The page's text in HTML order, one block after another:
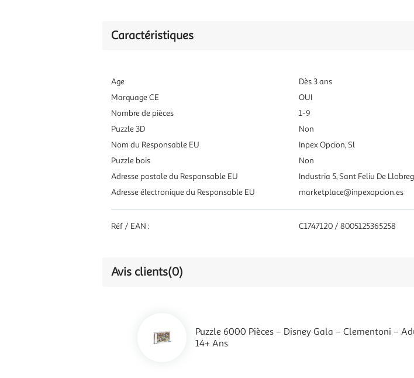
Caractéristiques
Age
Dès 3 ans
Marquage CE
OUI
Nombre de pièces
1-9
Puzzle 3D
Non
Nom du Responsable EU
Inpex Opcion, Sl
Puzzle bois
Non
Adresse postale du Responsable EU
Industria 5, Sant Feliu De
Adresse électronique du Responsable EU
marketplace@inpexopcion.es
Réf / EAN : C1747120 / 8005125365258
Avis clients(0)
Puzzle 6000 Pièces – Disney Gala – Clementoni –
14+ Ans